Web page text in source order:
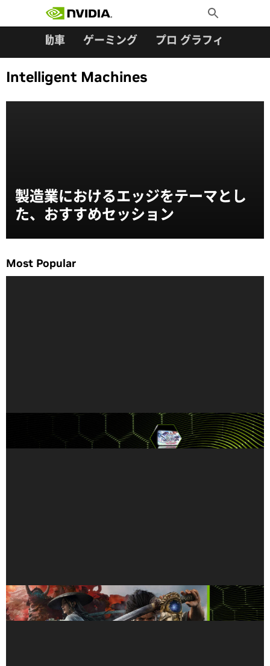
Toggle
Search
自動車 ゲーミング プロ グラフィックス
Intelligent Machines
製造業におけるエッジをテーマとし
た、おすすめセッション
Most Popular
業界最高水準：GeForce NOW で、1 台のノート PC
で学習と PC ゲームのストリーミングを両立
今すぐ至高の剣戟アクションを体験せよ――『鬼武者
Way of the Sword』が GeForce NOW に登場